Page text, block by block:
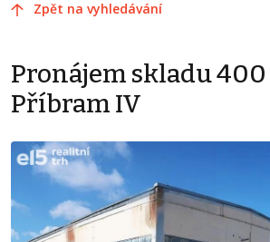
Zpět na vyhledávání
Pronájem skladu 400
Příbram IV